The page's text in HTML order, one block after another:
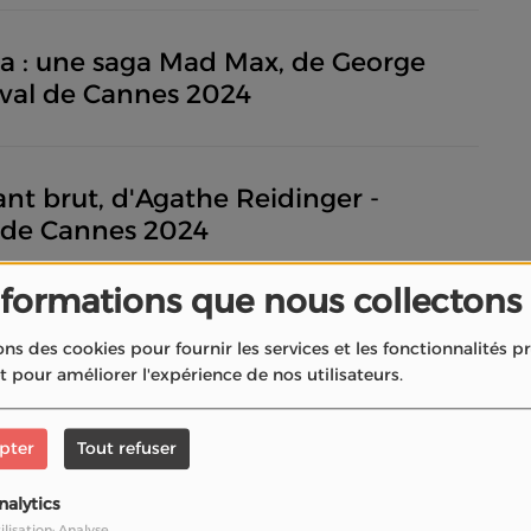
que nous collectons
des cookies pour fournir les services et les fonctionnalités
pour améliorer l'expérience de nos utilisateurs.
Tout refuser
: une saga Mad Max, de George
de Cannes 2024
brut, d'Agathe Reidinger -
Cannes 2024
2024 - Amandine B.
Magnus Von Horn En